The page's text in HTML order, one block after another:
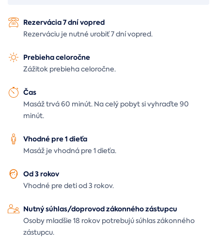
Rezervácia 7 dní vopred
Rezerváciu je nutné urobiť 7 dní vopred.
Prebieha celoročne
Zážitok prebieha celoročne.
Čas
Masáž trvá 60 minút. Na celý pobyt si vyhraďte 90
minút.
Vhodné pre 1 dieťa
Masáž je vhodná pre 1 dieťa.
Od 3 rokov
Vhodné pre deti od 3 rokov.
Nutný súhlas/doprovod zákonného zástupcu
Osoby mladšie 18 rokov potrebujú súhlas zákonného
zástupcu.